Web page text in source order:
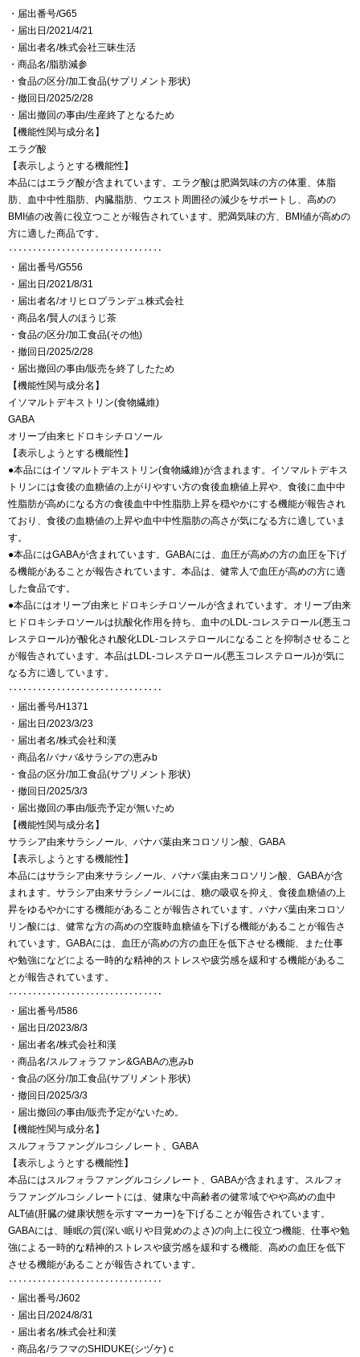
・届出番号/G65
・届出日/2021/4/21
・届出者名/株式会社三昧生活
・商品名/脂肪減参
・食品の区分/加工食品(サプリメント形状)
・撤回日/2025/2/28
・届出撤回の事由/生産終了となるため
【機能性関与成分名】
エラグ酸
【表示しようとする機能性】
本品にはエラグ酸が含まれています。エラグ酸は肥満気味の方の体重、体脂
肪、血中中性脂肪、内臓脂肪、ウエスト周囲径の減少をサポートし、高めの
BMI値の改善に役立つことが報告されています。肥満気味の方、BMI値が高めの
方に適した商品です。
‥‥‥‥‥‥‥‥‥‥‥‥‥‥‥‥
・届出番号/G556
・届出日/2021/8/31
・届出者名/オリヒロプランデュ株式会社
・商品名/賢人のほうじ茶
・食品の区分/加工食品(その他)
・撤回日/2025/2/28
・届出撤回の事由/販売を終了したため
【機能性関与成分名】
イソマルトデキストリン(食物繊維)
GABA
オリーブ由来ヒドロキシチロソール
【表示しようとする機能性】
●本品にはイソマルトデキストリン(食物繊維)が含まれます。イソマルトデキス
トリンには食後の血糖値の上がりやすい方の食後血糖値上昇や、食後に血中中
性脂肪が高めになる方の食後血中中性脂肪上昇を穏やかにする機能が報告され
ており、食後の血糖値の上昇や血中中性脂肪の高さが気になる方に適していま
す。
●本品にはGABAが含まれています。GABAには、血圧が高めの方の血圧を下げ
る機能があることが報告されています。本品は、健常人で血圧が高めの方に適
した食品です。
●本品にはオリーブ由来ヒドロキシチロソールが含まれています。オリーブ由来
ヒドロキシチロソールは抗酸化作用を持ち、血中のLDL-コレステロール(悪玉コ
レステロール)が酸化され酸化LDL-コレステロールになることを抑制させること
が報告されています。本品はLDL-コレステロール(悪玉コレステロール)が気に
なる方に適しています。
‥‥‥‥‥‥‥‥‥‥‥‥‥‥‥‥
・届出番号/H1371
・届出日/2023/3/23
・届出者名/株式会社和漢
・商品名/バナバ&サラシアの恵みb
・食品の区分/加工食品(サプリメント形状)
・撤回日/2025/3/3
・届出撤回の事由/販売予定が無いため
【機能性関与成分名】
サラシア由来サラシノール、バナバ葉由来コロソリン酸、GABA
【表示しようとする機能性】
本品にはサラシア由来サラシノール、バナバ葉由来コロソリン酸、GABAが含
まれます。サラシア由来サラシノールには、糖の吸収を抑え、食後血糖値の上
昇をゆるやかにする機能があることが報告されています。バナバ葉由来コロソ
リン酸には、健常な方の高めの空腹時血糖値を下げる機能があることが報告さ
れています。GABAには、血圧が高めの方の血圧を低下させる機能、また仕事
や勉強になどによる一時的な精神的ストレスや疲労感を緩和する機能があるこ
とが報告されています。
‥‥‥‥‥‥‥‥‥‥‥‥‥‥‥‥
・届出番号/I586
・届出日/2023/8/3
・届出者名/株式会社和漢
・商品名/スルフォラファン&GABAの恵みb
・食品の区分/加工食品(サプリメント形状)
・撤回日/2025/3/3
・届出撤回の事由/販売予定がないため。
【機能性関与成分名】
スルフォラファングルコシノレート、GABA
【表示しようとする機能性】
本品にはスルフォラファングルコシノレート、GABAが含まれます。スルフォ
ラファングルコシノレートには、健康な中高齢者の健常域でやや高めの血中
ALT値(肝臓の健康状態を示すマーカー)を下げることが報告されています。
GABAには、睡眠の質(深い眠りや目覚めのよさ)の向上に役立つ機能、仕事や勉
強による一時的な精神的ストレスや疲労感を緩和する機能、高めの血圧を低下
させる機能があることが報告されています。
‥‥‥‥‥‥‥‥‥‥‥‥‥‥‥‥
・届出番号/J602
・届出日/2024/8/31
・届出者名/株式会社和漢
・商品名/ラフマのSHIDUKE(シヅケ) c